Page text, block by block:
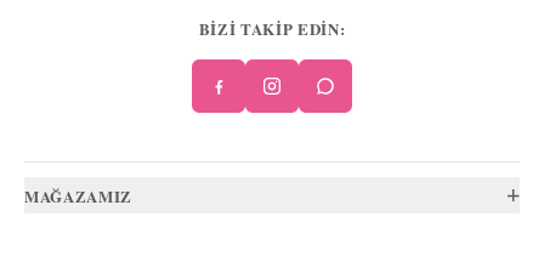
BİZİ TAKİP EDİN:
MAĞAZAMIZ +